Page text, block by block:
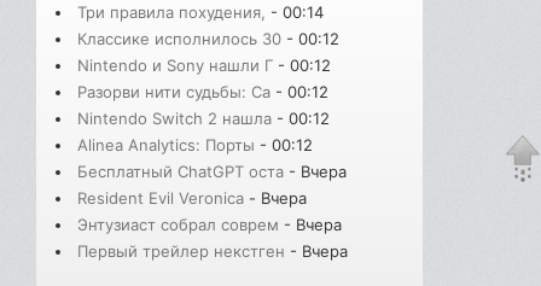
Три правила похудения, - 00:14
Классике исполнилось 30 - 00:12
Nintendo и Sony нашли Г - 00:12
Разорви нити судьбы: Сa - 00:12
Nintendo Switch 2 нашла - 00:12
Alinea Analytics: Порты - 00:12
Бесплатный ChatGPT оста - Вчера
Resident Evil Veronica - Вчера
Энтузиаст собрал соврем - Вчера
Первый трейлер некстген - Вчера